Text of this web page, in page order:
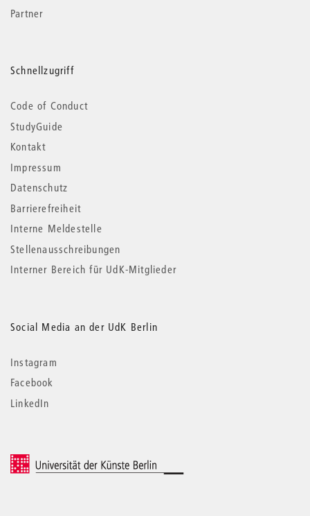
Partner
Schnellzugriff
Code of Conduct
StudyGuide
Kontakt
Impressum
Datenschutz
Barrierefreiheit
Interne Meldestelle
Stellenausschreibungen
Interner Bereich für UdK-Mitglieder
Social Media an der UdK Berlin
Instagram
Facebook
LinkedIn
© 2026 Universität der Künste Berlin